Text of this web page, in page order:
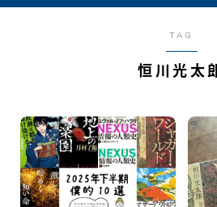
本の感想
TAG
恒川光太